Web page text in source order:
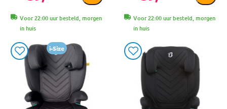
Voor 22:00 uur besteld, morgen
in huis
Voor 22:00 uur besteld, morgen
in huis
i-Size